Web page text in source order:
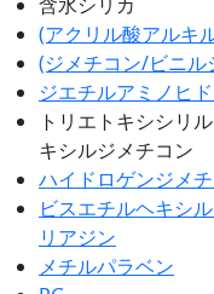
(アクリル酸アルキ
(ジメチコン/ビニル
ジエチルアミノヒ
トリエトキシシリ
キシルジメチコン
ハイドロゲンジメ
ビスエチルヘキシ
リアジン
メチルパラベン